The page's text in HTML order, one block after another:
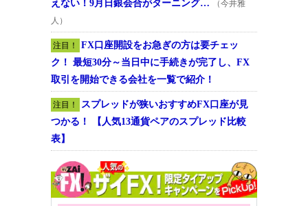
えない！9月日銀会合がターニング…
（今井雅
人）
注目！
FX口座開設をお急ぎの方は要チェッ
ク！ 最短30分～当日中に手続きが完了し、FX
取引を開始できる会社を一覧で紹介！
注目！
スプレッドが狭いおすすめFX口座が見
つかる！ 【人気13通貨ペアのスプレッド比較
表】